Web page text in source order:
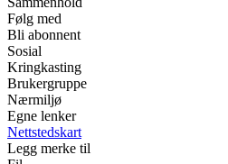
Følg med
Bli abonnent
Sosial
Kringkasting
Brukergruppe
Nærmiljø
Egne lenker
Nettstedskart
Legg merke til